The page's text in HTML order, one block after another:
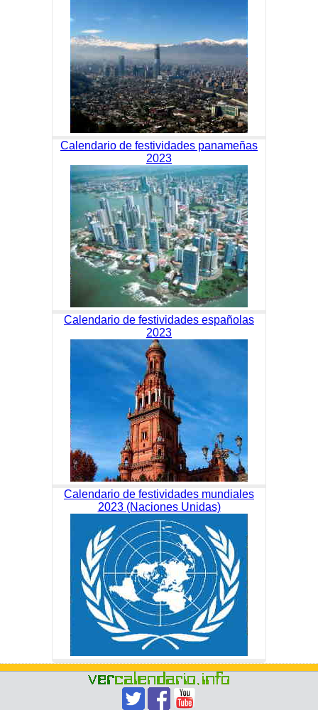
Calendario de festividades panameñas
2023
Calendario de festividades españolas
2023
Calendario de festividades mundiales
2023 (Naciones Unidas)